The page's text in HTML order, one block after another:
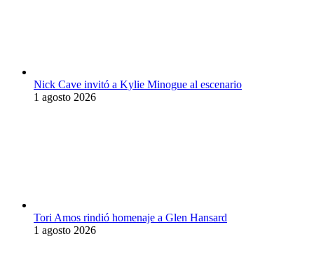
Nick Cave invitó a Kylie Minogue al escenario
1 agosto 2026
Tori Amos rindió homenaje a Glen Hansard
1 agosto 2026